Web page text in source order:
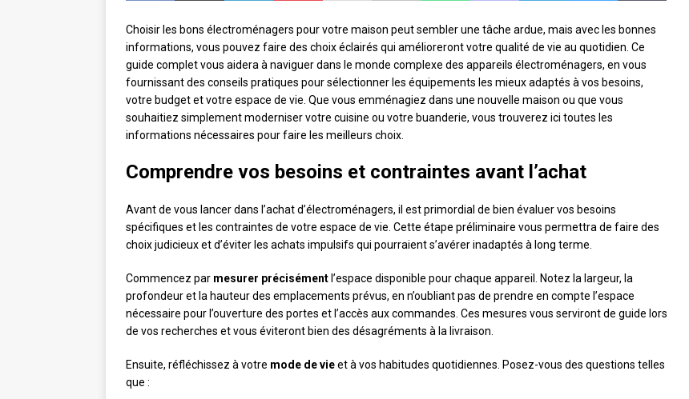
Choisir les bons électroménagers pour votre maison peut sembler une tâche ardue, mais avec les bonnes
informations, vous pouvez faire des choix éclairés qui amélioreront votre qualité de vie au quotidien. Ce
guide complet vous aidera à naviguer dans le monde complexe des appareils électroménagers, en vous
fournissant des conseils pratiques pour sélectionner les équipements les mieux adaptés à vos besoins,
votre budget et votre espace de vie. Que vous emménagiez dans une nouvelle maison ou que vous
souhaitiez simplement moderniser votre cuisine ou votre buanderie, vous trouverez ici toutes les
informations nécessaires pour faire les meilleurs choix.
Comprendre vos besoins et contraintes avant l’achat
Avant de vous lancer dans l’achat d’électroménagers, il est primordial de bien évaluer vos besoins
spécifiques et les contraintes de votre espace de vie. Cette étape préliminaire vous permettra de faire des
choix judicieux et d’éviter les achats impulsifs qui pourraient s’avérer inadaptés à long terme.
Commencez par mesurer précisément l’espace disponible pour chaque appareil. Notez la largeur, la
profondeur et la hauteur des emplacements prévus, en n’oubliant pas de prendre en compte l’espace
nécessaire pour l’ouverture des portes et l’accès aux commandes. Ces mesures vous serviront de guide lors
de vos recherches et vous éviteront bien des désagréments à la livraison.
Ensuite, réfléchissez à votre mode de vieet à vos habitudes quotidiennes. Posez-vous des questions telles
que :